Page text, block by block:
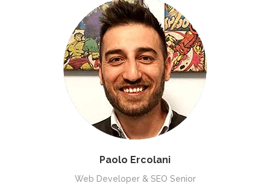
Paolo Ercolani
Web Developer & SEO Senior